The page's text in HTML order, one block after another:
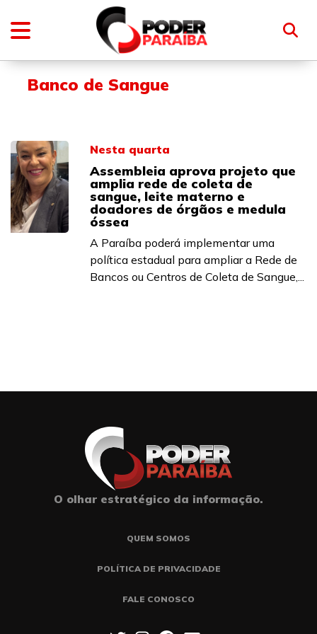
Banco de Sangue
Nesta quarta
Assembleia aprova projeto que
amplia rede de coleta de
sangue, leite materno e
doadores de órgãos e medula
óssea
A Paraíba poderá implementar uma
política estadual para ampliar a Rede de
Bancos ou Centros de Coleta de Sangue,...
O olhar estratégico da informação.
QUEM SOMOS
POLÍTICA DE PRIVACIDADE
FALE CONOSCO